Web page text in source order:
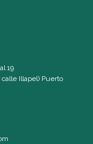
19
Illapel) Puerto